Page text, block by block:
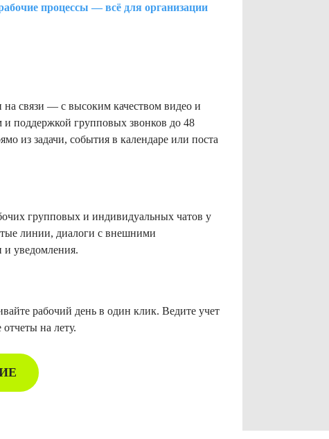
процессы — всё для организации
связи — с высоким качеством видео и
поддержкой групповых звонков до 48
из задачи, события в календаре или поста
групповых и индивидуальных чатов у
линии, диалоги с внешними
и уведомления.
рабочий день в один клик. Ведите учет
на лету.